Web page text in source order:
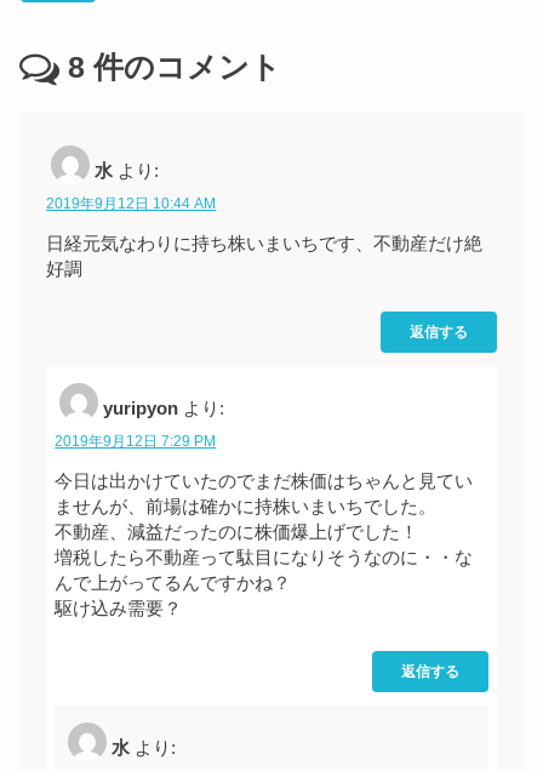
8 件のコメント
水 より:
2019年9月12日 10:44 AM
日経元気なわりに持ち株いまいちです、不動産だけ絶
好調
返信する
yuripyon より:
2019年9月12日 7:29 PM
今日は出かけていたのでまだ株価はちゃんと見てい
ませんが、前場は確かに持株いまいちでした。
不動産、減益だったのに株価爆上げでした！
増税したら不動産って駄目になりそうなのに・・な
んで上がってるんですかね？
駆け込み需要？
返信する
水 より: